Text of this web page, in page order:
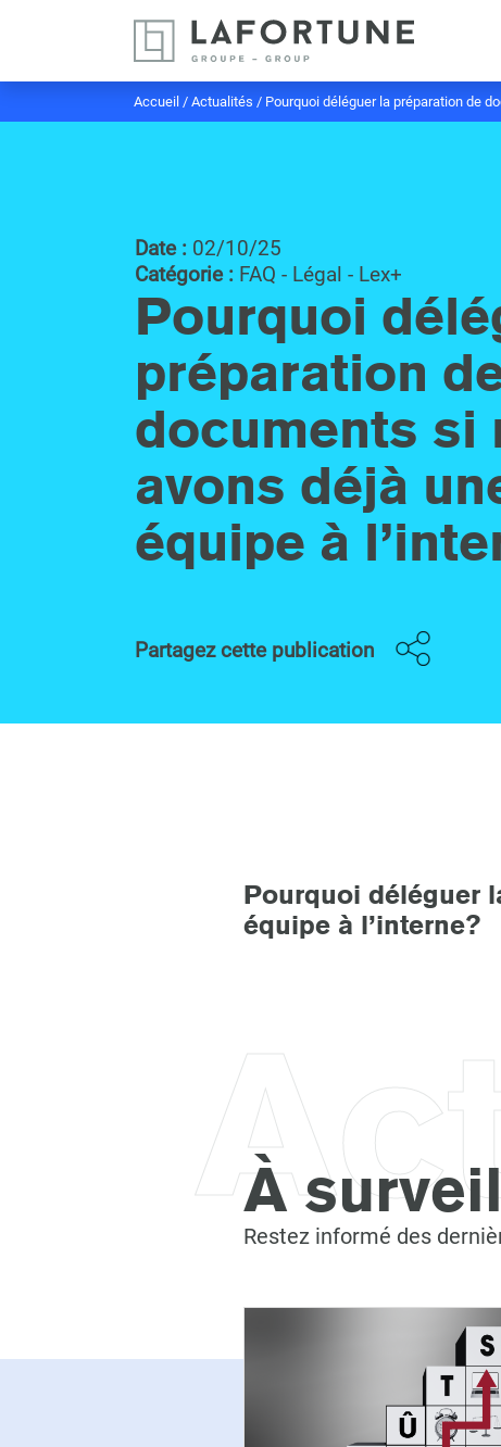
Accueil / Actualités / Pourquoi déléguer la préparation de
Date : 02/10/25
Catégorie : FAQ - Légal - Lex+
Pourquoi
préparation
documents si
avons déjà
équipe à
Partagez cette publication
Pourquoi déléguer
équipe à l’interne?
À
Restez informé des